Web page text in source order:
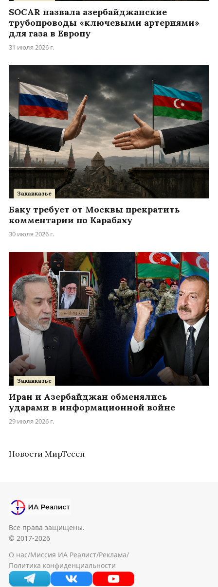
SOCAR назвала азербайджанские
трубопроводы «ключевыми артериями»
для газа в Европу
31 июля 2026 г.
Закавказье
Баку требует от Москвы прекратить
комментарии по Карабаху
30 июля 2026 г.
Закавказье
Иран и Азербайджан обменялись
ударами в информационной войне
29 июля 2026 г.
Новости МирТесен
Все права защищены.
© 2017-2026
О нас/Миссия ИА Реалист/Реклама/
Политика конфиденциальности